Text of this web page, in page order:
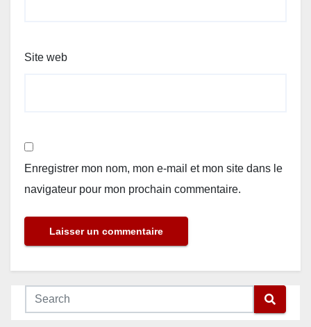
Site web
Enregistrer mon nom, mon e-mail et mon site dans le
navigateur pour mon prochain commentaire.